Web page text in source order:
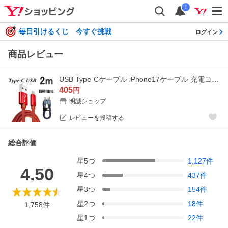
i
毎日引けるくじ 今すぐ挑戦 ログイン
商品レビュー
405円
明誠ショップ
レビューを投稿する
総合評価
4.50
1,758件
星5つ 1,127件
星4つ 437件
星3つ 154件
星2つ 18件
星1つ 22件